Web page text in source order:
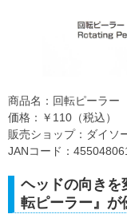
商品名：回転ピーラー
価格：￥110（税込）
販売ショップ：ダイソ
JANコード：
ヘッドの向きを
転ピーラー』が